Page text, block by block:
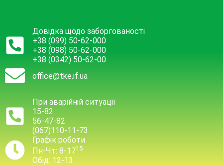
Довідка щодо заборгованості
+38 (099) 50-62-000
+38 (098) 50-62-000
+38 (0342) 50-62-00
office@tke.if.ua
При аварійній ситуації
15-82
56-47-82
(067)110-11-73
Графік роботи
Пн-Чт: 8-1715
Обід: 12-13